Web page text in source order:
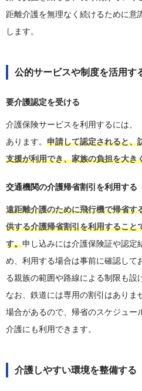
距離介護を無理なく続けるために意
します。
公的サービスや制度を活用す
要介護認定を受ける
介護保険サービスを利用するには、
あります。 申請して認定されると、
支援が利用でき、家族の負担を大き
交通機関の介護帰省割引を利用する
遠距離介護のために飛行機で帰省す
供する介護帰省割引を利用すること
す。申し込みには介護保険証や認定
め、利用する場合は事前に確認して
る親族の範囲や路線による制限も設
なお、鉄道には専用の割引はありま
場合があるので、帰省のスケジュー
介護にも利用できます。
介護しやすい環境を整備する